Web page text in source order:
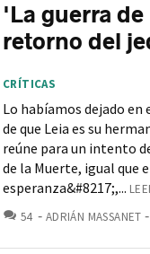
'La guerra
retorno del
CRÍTICAS
Lo habíamos dejado en
de que Leia es su
reúne para un intento
de la Muerte, igual que
esperanza&#8217;,...
54 COMENTARIOS
ADRIÁN MASSANET